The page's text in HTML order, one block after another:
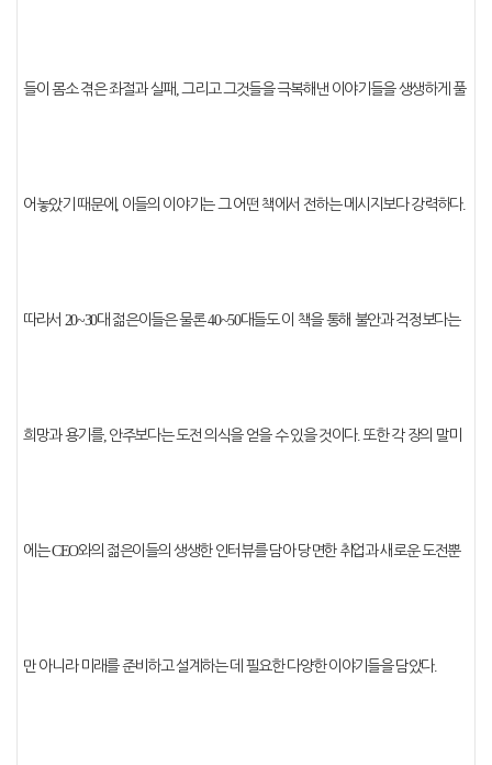
들이 몸소 겪은 좌절과 실패,그리고 그것들을 극복해낸 이야기들을 생생하게 풀
어놓았기 때문에 , 이들의 이야기는 그 어떤 책에서 전하는 메시지보다 강력하다.
따라서 20~30대 젊은이들은 물론40~50대들도 이 책을 통해 불안과 걱정보다는
희망과 용기를, 안주보다는 도전 의식을 얻을 수 있을 것이다.또한 각 장의 말미
에는CEO와의 젊은이들의 생생한 인터뷰를 담아 당면한 취업과 새로운 도전뿐
만 아니라 미래를 준비하고 설계하는 데 필요한 다양한 이야기들을 담았다.